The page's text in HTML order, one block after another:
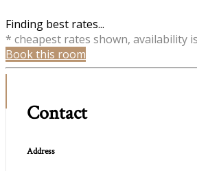
Finding best rates...
* cheapest rates shown, availability
Book this room
Contact
Address